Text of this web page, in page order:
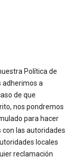
Política de
adherimos a
de que
nos pondremos
para hacer
las autoridades
locales
reclamación